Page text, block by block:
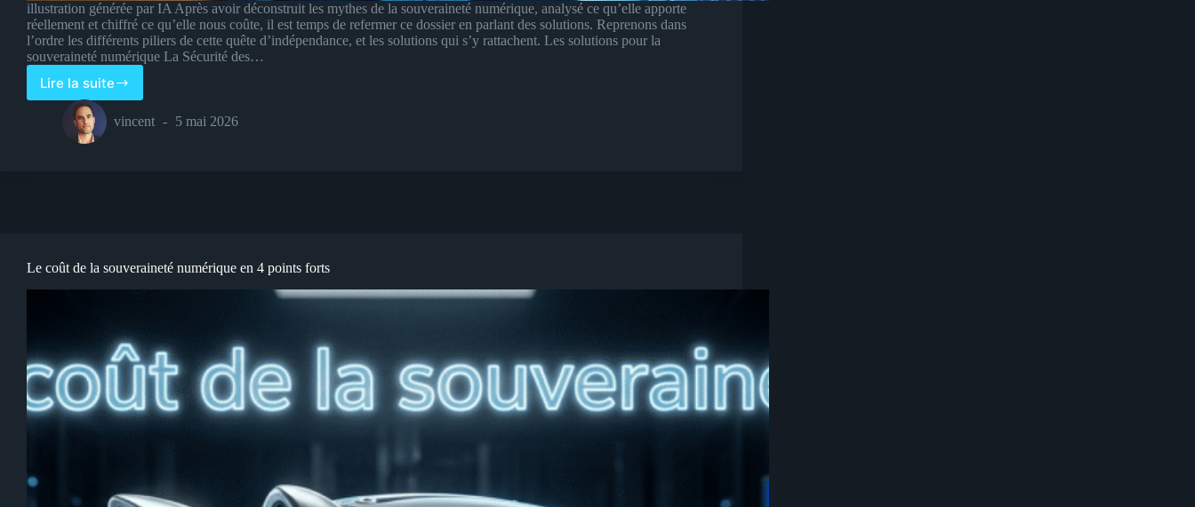
illustration générée par IA Après avoir déconstruit les mythes de la souveraineté numérique, analysé ce qu’elle apporte
réellement et chiffré ce qu’elle nous coûte, il est temps de refermer ce dossier en parlant des solutions. Reprenons dans
l’ordre les différents piliers de cette quête d’indépendance, et les solutions qui s’y rattachent. Les solutions pour la
souveraineté numérique La Sécurité des…
Lire la suiteSouveraineté
numérique
:
les
away
indispensable
vincent 5 mai 2026
Le coût de la souveraineté numérique en 4 points forts